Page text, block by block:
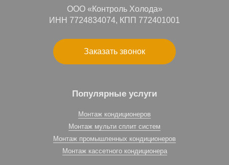
ООО «Контроль Холода»
ИНН 7724834074, КПП 772401001
Заказать звонок
Популярные услуги
Монтаж кондиционеров
Монтаж мульти сплит систем
Монтаж промышленных кондиционеров
Монтаж кассетного кондиционера